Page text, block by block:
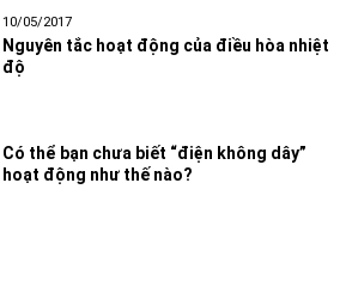
10/05/2017
Nguyên tắc hoạt động của điều hòa nhiệt
độ
Có thể bạn chưa biết “điện không dây”
hoạt động như thế nào?